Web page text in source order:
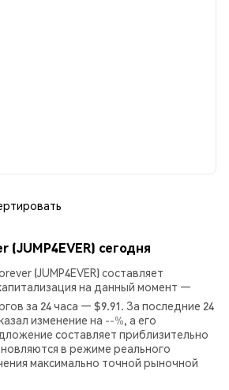
(JUMP4EVER) сегодня
(JUMP4EVER) составляет
на данный момент —
за 24 часа — $9.91. За последние 24
изменение на --%, а его
составляет приблизительно
в режиме реального
максимально точной рыночной